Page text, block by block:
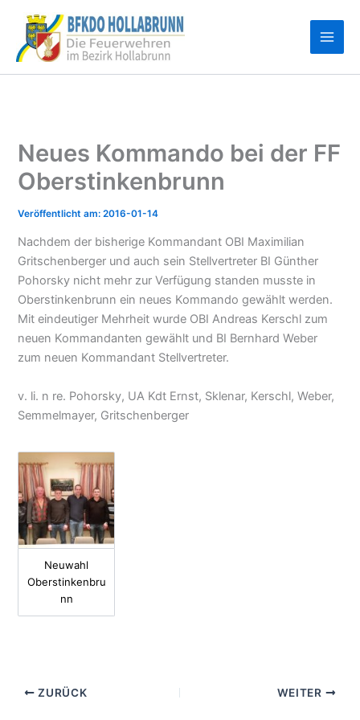
Inhalt
springen
Neues Kommando bei der FF
Oberstinkenbrunn
2016-01-14
Nachdem der bisherige Kommandant OBI Maximilian
Gritschenberger und auch sein Stellvertreter BI Günther
Pohorsky nicht mehr zur Verfügung standen musste in
Oberstinkenbrunn ein neues Kommando gewählt werden.
Mit eindeutiger Mehrheit wurde OBI Andreas Kerschl zum
neuen Kommandanten gewählt und BI Bernhard Weber
zum neuen Kommandant Stellvertreter.
v. li. n re. Pohorsky, UA Kdt Ernst, Sklenar, Kerschl, Weber,
Semmelmayer, Gritschenberger
Neuwahl
Oberstinkenbru
nn
ZURÜCK WEITER